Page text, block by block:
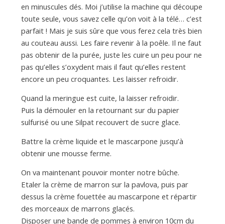
en minuscules dés. Moi j’utilise la machine qui découpe
toute seule, vous savez celle qu’on voit à la télé… c’est
parfait ! Mais je suis sûre que vous ferez cela très bien
au couteau aussi. Les faire revenir à la poêle. Il ne faut
pas obtenir de la purée, juste les cuire un peu pour ne
pas qu’elles s’oxydent mais il faut qu’elles restent
encore un peu croquantes. Les laisser refroidir.
Quand la meringue est cuite, la laisser refroidir.
Puis la démouler en la retournant sur du papier
sulfurisé ou une Silpat recouvert de sucre glace.
Battre la crème liquide et le mascarpone jusqu’à
obtenir une mousse ferme.
On va maintenant pouvoir monter notre bûche.
Etaler la crème de marron sur la pavlova, puis par
dessus la crème fouettée au mascarpone et répartir
des morceaux de marrons glacés.
Disposer une bande de pommes à environ 10cm du